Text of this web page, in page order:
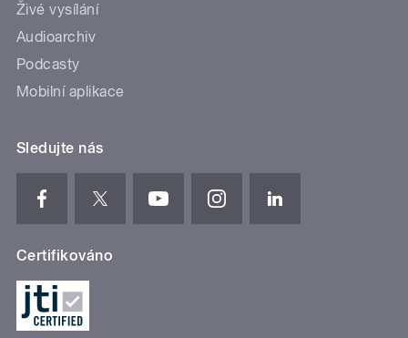
Živé vysílání
Audioarchiv
Podcasty
Mobilní aplikace
Sledujte nás
Certifikováno